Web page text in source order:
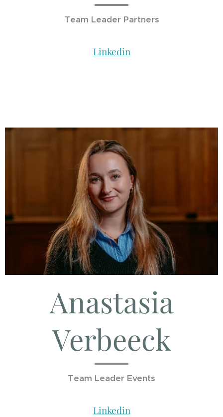
Team Leader Partners
Linkedin
Anastasia
Verbeeck
Team Leader Events
Linkedin